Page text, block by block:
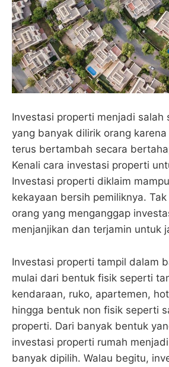
Investasi properti menjadi salah
yang banyak dilirik orang
terus bertambah secara
Kenali cara investasi properti
Investasi properti diklaim
kekayaan bersih pemiliknya.
orang yang menganggap
menjanjikan dan terjamin untuk
Investasi properti tampil dalam
mulai dari bentuk fisik seperti
kendaraan, ruko, apartemen,
hingga bentuk non fisik seperti
properti. Dari banyak bentuk
investasi properti rumah
banyak dipilih. Walau begitu,